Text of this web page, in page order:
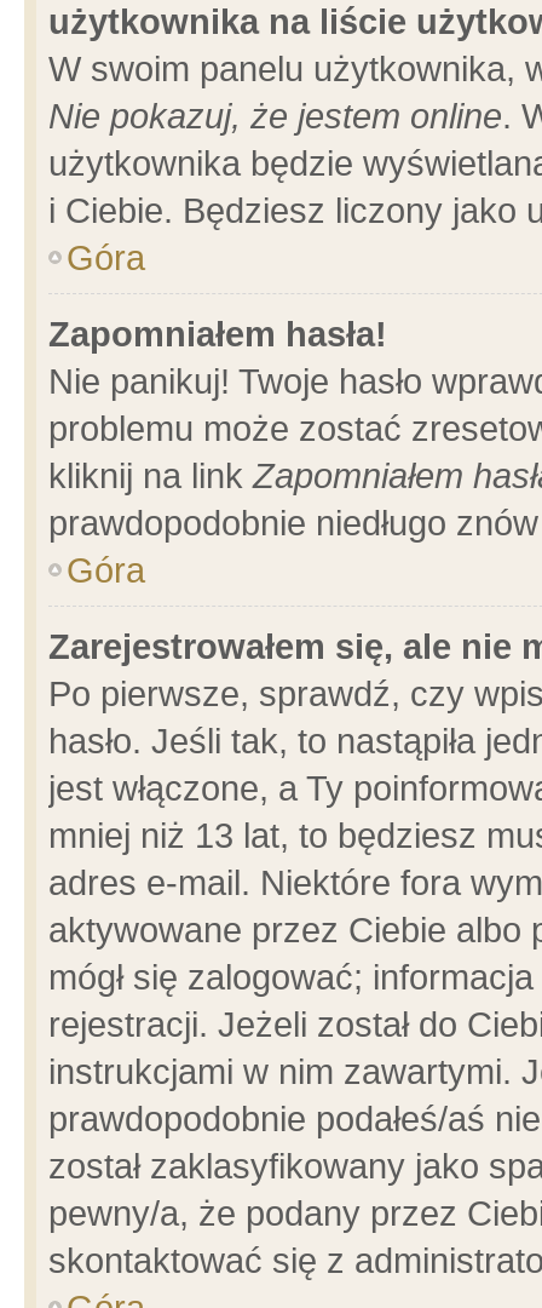
użytkownika na liście
W swoim panelu użytkownika,
Nie pokazuj, że jestem online.
użytkownika będzie
i Ciebie. Będziesz liczony jako
Góra
Zapomniałem hasła!
Nie panikuj! Twoje hasło
problemu może zostać
kliknij na linkZapomniałem
prawdopodobnie niedługo
Góra
Zarejestrowałem się, ale nie
Po pierwsze, sprawdź, czy
hasło. Jeśli tak, to nastąpiła
jest włączone, a Ty
mniej niż 13 lat, to będziesz
adres e-mail. Niektóre fora
aktywowane przez Ciebie albo
mógł się zalogować;
rejestracji. Jeżeli został do
instrukcjami w nim zawartymi.
prawdopodobnie podałeś/aś
został zaklasyfikowany jako
pewny/a, że podany przez
skontaktować się z